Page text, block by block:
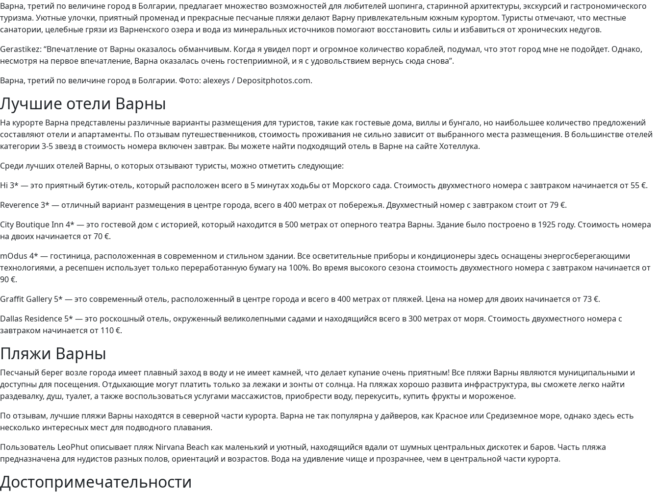
Варна, третий по величине город в Болгарии, предлагает множество возможностей для любителей шопинга, старинной архитектуры, экскурсий и гастрономического
туризма. Уютные улочки, приятный променад и прекрасные песчаные пляжи делают Варну привлекательным южным курортом. Туристы отмечают, что местные
санатории, целебные грязи из Варненского озера и вода из минеральных источников помогают восстановить силы и избавиться от хронических недугов.
Gerastikez: “Впечатление от Варны оказалось обманчивым. Когда я увидел порт и огромное количество кораблей, подумал, что этот город мне не подойдет. Однако,
несмотря на первое впечатление, Варна оказалась очень гостеприимной, и я с удовольствием вернусь сюда снова”.
Варна, третий по величине город в Болгарии. Фото: alexeys / Depositphotos.com.
Лучшие отели Варны
На курорте Варна представлены различные варианты размещения для туристов, такие как гостевые дома, виллы и бунгало, но наибольшее количество предложений
составляют отели и апартаменты. По отзывам путешественников, стоимость проживания не сильно зависит от выбранного места размещения. В большинстве отелей
категории 3-5 звезд в стоимость номера включен завтрак. Вы можете найти подходящий отель в Варне на сайте Хотеллука.
Среди лучших отелей Варны, о которых отзывают туристы, можно отметить следующие:
Hi 3* — это приятный бутик-отель, который расположен всего в 5 минутах ходьбы от Морского сада. Стоимость двухместного номера с завтраком начинается от 55 €.
Reverence 3* — отличный вариант размещения в центре города, всего в 400 метрах от побережья. Двухместный номер с завтраком стоит от 79 €.
City Boutique Inn 4* — это гостевой дом с историей, который находится в 500 метрах от оперного театра Варны. Здание было построено в 1925 году. Стоимость номера
на двоих начинается от 70 €.
mOdus 4* — гостиница, расположенная в современном и стильном здании. Все осветительные приборы и кондиционеры здесь оснащены энергосберегающими
технологиями, а ресепшен использует только переработанную бумагу на 100%. Во время высокого сезона стоимость двухместного номера с завтраком начинается от
90 €.
Graffit Gallery 5* — это современный отель, расположенный в центре города и всего в 400 метрах от пляжей. Цена на номер для двоих начинается от 73 €.
Dallas Residence 5* — это роскошный отель, окруженный великолепными садами и находящийся всего в 300 метрах от моря. Стоимость двухместного номера с
завтраком начинается от 110 €.
Пляжи Варны
Песчаный берег возле города имеет плавный заход в воду и не имеет камней, что делает купание очень приятным! Все пляжи Варны являются муниципальными и
доступны для посещения. Отдыхающие могут платить только за лежаки и зонты от солнца. На пляжах хорошо развита инфраструктура, вы сможете легко найти
раздевалку, душ, туалет, а также воспользоваться услугами массажистов, приобрести воду, перекусить, купить фрукты и мороженое.
По отзывам, лучшие пляжи Варны находятся в северной части курорта. Варна не так популярна у дайверов, как Красное или Средиземное море, однако здесь есть
несколько интересных мест для подводного плавания.
Пользователь LeoPhut описывает пляж Nirvana Beach как маленький и уютный, находящийся вдали от шумных центральных дискотек и баров. Часть пляжа
предназначена для нудистов разных полов, ориентаций и возрастов. Вода на удивление чище и прозрачнее, чем в центральной части курорта.
Достопримечательности